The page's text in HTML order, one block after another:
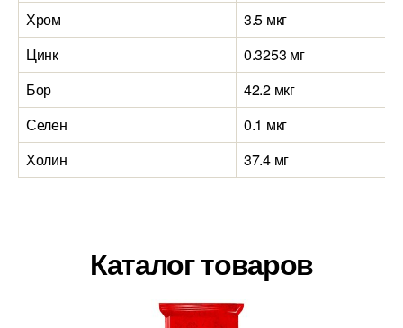
Хром
3.5 мкг
Цинк
0.3253 мг
Бор
42.2 мкг
Селен
0.1 мкг
Холин
37.4 мг
Каталог товаров